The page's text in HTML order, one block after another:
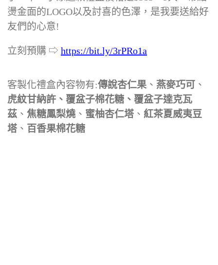
燙金面的LOGO以及討喜的色澤，是我要送給好
友們的心意!
立刻預購 ⇨ https://bit.ly/3rPRo1a
客製化禮盒內容物有:傳說杏仁果 、 燕麥巧可 、
虎紋甘納許、覆盆子棉花糖、覆盆子達克瓦
茲 、 焦糖鳳梨燒 、 蜜柚杏仁塔 、 紅茶夏威夷豆
塔 、 百香果棉花糖